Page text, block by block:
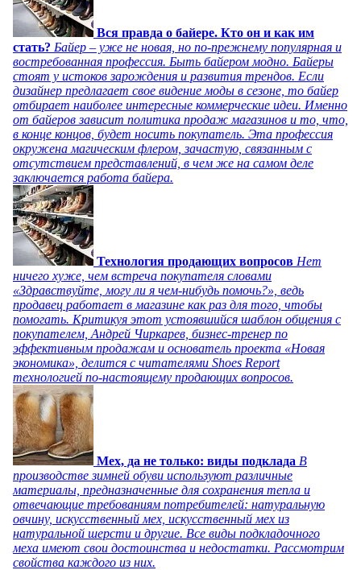
Вся правда о байере. Кто он и как им
стать? Байер – уже не новая, но по-прежнему популярная и
востребованная профессия. Быть байером модно. Байеры
стоят у истоков зарождения и развития трендов. Если
дизайнер предлагает свое видение моды в сезоне, то байер
отбирает наиболее интересные коммерческие идеи. Именно
от байеров зависит политика продаж магазинов и то, что,
в конце концов, будет носить покупатель. Эта профессия
окружена магическим флером, зачастую, связанным с
отсутствием представлений, в чем же на самом деле
заключается работа байера.
Технология продающих вопросов Нет
ничего хуже, чем встреча покупателя словами
«Здравствуйте, могу ли я чем-нибудь помочь?», ведь
продавец работает в магазине как раз для того, чтобы
помогать. Критикуя этот устоявшийся шаблон общения с
покупателем, Андрей Чиркарев, бизнес-тренер по
эффективным продажам и основатель проекта «Новая
экономика», делится с читателями Shoes Report
технологией по-настоящему продающих вопросов.
Мех, да не только: виды подклада В
производстве зимней обуви используют различные
материалы, предназначенные для сохранения тепла и
отвечающие требованиям потребителей: натуральную
овчину, искусственный мех, искусственный мех из
натуральной шерсти и другие. Все виды подкладочного
меха имеют свои достоинства и недостатки. Рассмотрим
свойства каждого из них.